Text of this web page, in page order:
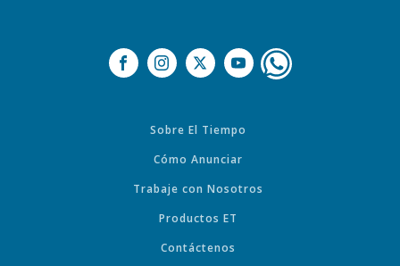
Sobre El Tiempo
Cómo Anunciar
Trabaje con Nosotros
Productos ET
Contáctenos